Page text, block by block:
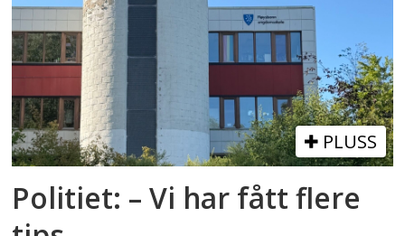
PLUSS
Politiet: – Vi har fått flere